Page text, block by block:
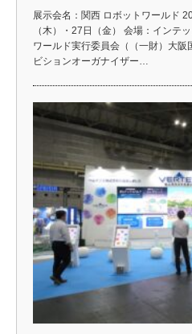
展示会名：関西 ロボットワールド
（木）・27日（金） 会場：インテ
ワールド実行委員会（（一財）大阪
ビションオーガナイザー…